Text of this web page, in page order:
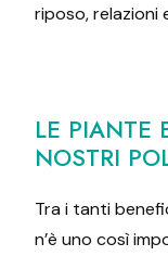
riposo, relazioni
LE PIANTE
NOSTRI
Tra i tanti
n’è uno così